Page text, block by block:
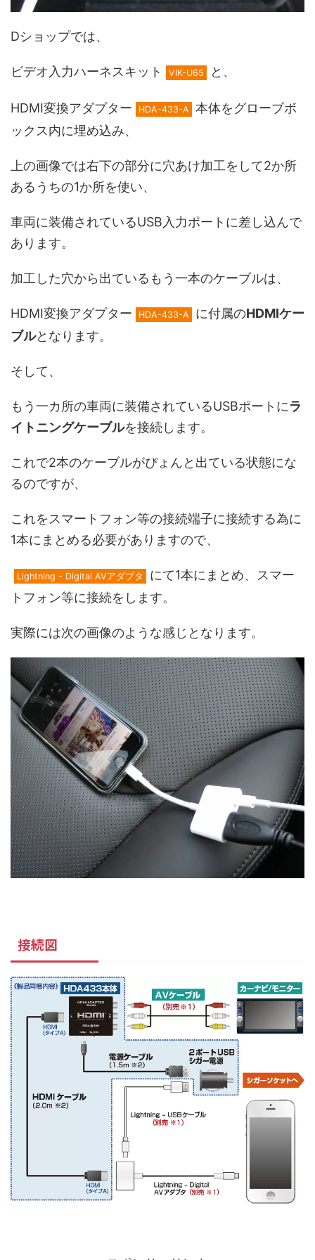
Dショップでは、
ビデオ入力ハーネスキット VIK-U65 と、
HDMI変換アダプター HDA-433-A
本体をグローブボ
ックス内に埋め込み、
上の画像では右下の部分に穴あけ加工をして2か所
あるうちの1か所を使い、
車両に装備されているUSB入力ポートに差し込んで
あります。
加工した穴から出ているもう一本のケーブルは、
HDMI変換アダプター HDA-433-A に付属のHDMIケー
ブルとなります。
そして、
もう一カ所の車両に装備されているUSBポートにラ
イトニングケーブルを接続します。
これで2本のケーブルがぴょんと出ている状態にな
るのですが、
これをスマートフォン等の接続端子に接続する為に
1本にまとめる必要がありますので、
Lightning - Digital AVアダプタ
にて1本にまとめ、スマー
トフォン等に接続をします。
実際には次の画像のような感じとなります。
接続図